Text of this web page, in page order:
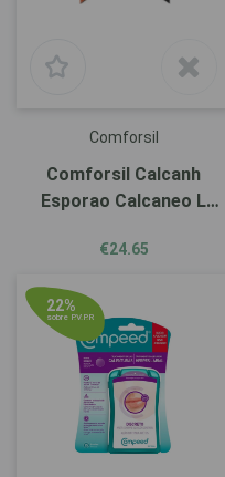
Comforsil
Comforsil Calcanh
Esporao Calcaneo L
€24.65
22%
sobre P.V.P.R